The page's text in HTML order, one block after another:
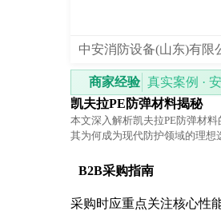
中安消防设备(山东)有限
商家经验 真实案例 ·
凯夫拉PE防弹材料揭秘
本文深入解析凯夫拉PE防弹材
其为何成为现代防护领域的理想
B2B采购指南
采购时应重点关注核心性